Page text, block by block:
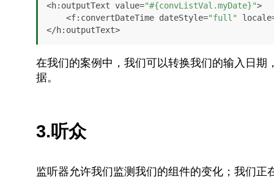
<h:outputText value="#{convListVal.myDate}">
    <f:convertDateTime dateStyle=
"full"
</h:outputText>
在我们的案例中，我们可以转换我们的输入日期
据。
3.听众
监听器允许我们监测我们的组件的变化；我们